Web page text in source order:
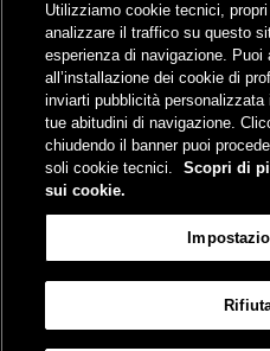
Progettiamo e realizziamo
persone e merci. Accorciamo le
del nostro Paese.
Piazza della Croce Rossa, 1 -
Utilizziamo cookie tecnici,
analizzare il traffico su questo
esperienza di navigazione. Puoi
all’installazione dei cookie di
inviarti pubblicità
tue abitudini di navigazione.
chiudendo il banner puoi
soli cookie tecnici.
Scopri di
sui cookie.